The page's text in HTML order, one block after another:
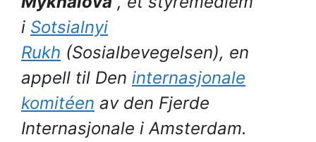
i Sotsialnyi
Rukh (Sosialbevegelsen), en
appell til Den internasjonale
komitéen av den Fjerde
Internasjonale i Amsterdam.